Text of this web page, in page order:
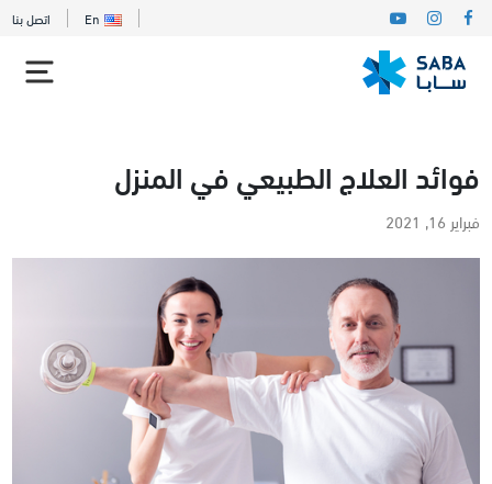
En اتصل بنا
فوائد العلاج الطبيعي في المنزل
فبراير 16, 2021